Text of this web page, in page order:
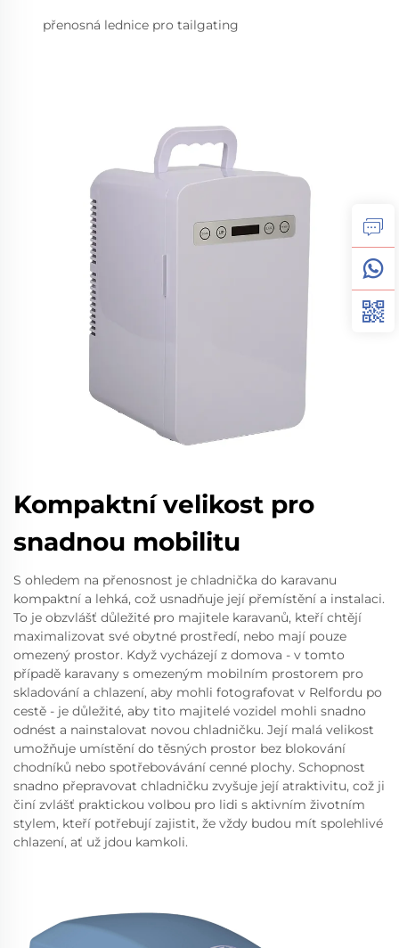
přenosná lednice pro tailgating
Kompaktní velikost pro
snadnou mobilitu
S ohledem na přenosnost je chladnička do karavanu
kompaktní a lehká, což usnadňuje její přemístění a instalaci.
To je obzvlášť důležité pro majitele karavanů, kteří chtějí
maximalizovat své obytné prostředí, nebo mají pouze
omezený prostor. Když vycházejí z domova - v tomto
případě karavany s omezeným mobilním prostorem pro
skladování a chlazení, aby mohli fotografovat v Relfordu po
cestě - je důležité, aby tito majitelé vozidel mohli snadno
odnést a nainstalovat novou chladničku. Její malá velikost
umožňuje umístění do těsných prostor bez blokování
chodníků nebo spotřebovávání cenné plochy. Schopnost
snadno přepravovat chladničku zvyšuje její atraktivitu, což ji
činí zvlášť praktickou volbou pro lidi s aktivním životním
stylem, kteří potřebují zajistit, že vždy budou mít spolehlivé
chlazení, ať už jdou kamkoli.